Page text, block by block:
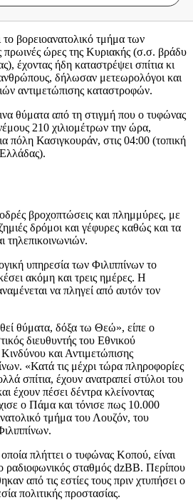
βορειοανατολικό τμήμα των
πρωινές ώρες της Κυριακής (σ.σ. βράδυ
έχοντας ήδη καταστρέψει σπίτια κι
δήλωσαν μετεωρολόγοι και
αντιμετώπισης καταστροφών.
θύματα από τη στιγμή που ο τυφώνας
210 χιλιομέτρων την ώρα,
πόλη Κασιγκουράν, στις 04:00 (τοπική
βροχοπτώσεις και πλημμύρες, με
δρόμοι και γέφυρες καθώς και τα
τηλεπικοινωνιών.
υπηρεσία των Φιλιππίνων το
ακόμη και τρεις ημέρες. Η
να πληγεί από αυτόν τον
θύματα, δόξα τω Θεώ», είπε ο
διευθυντής του Εθνικού
και Αντιμετώπισης
«Κατά τις μέχρι τώρα πληροφορίες
σπίτια, έχουν ανατραπεί στύλοι του
έχουν πέσει δέντρα κλείνοντας
ο Πάμα και τόνισε πως 10.000
τμήμα του Λουζόν, του
πλήττει ο τυφώνας Κοπού, είναι
σταθμός dzBB. Περίπου
από τις εστίες τους πριν χτυπήσει ο
πολιτικής προστασίας.